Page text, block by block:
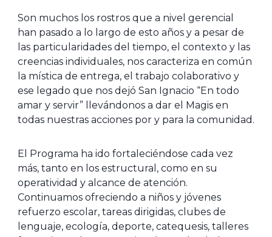
Son muchos los rostros que a nivel gerencial
han pasado a lo largo de esto años y a pesar de
las particularidades del tiempo, el contexto y las
creencias individuales, nos caracteriza en común
la mística de entrega, el trabajo colaborativo y
ese legado que nos dejó San Ignacio “En todo
amar y servir” llevándonos a dar el Magis en
todas nuestras acciones por y para la comunidad.
El Programa ha ido fortaleciéndose cada vez
más, tanto en los estructural, como en su
operatividad y alcance de atención.
Continuamos ofreciendo a niños y jóvenes
refuerzo escolar, tareas dirigidas, clubes de
lenguaje, ecología, deporte, catequesis, talleres